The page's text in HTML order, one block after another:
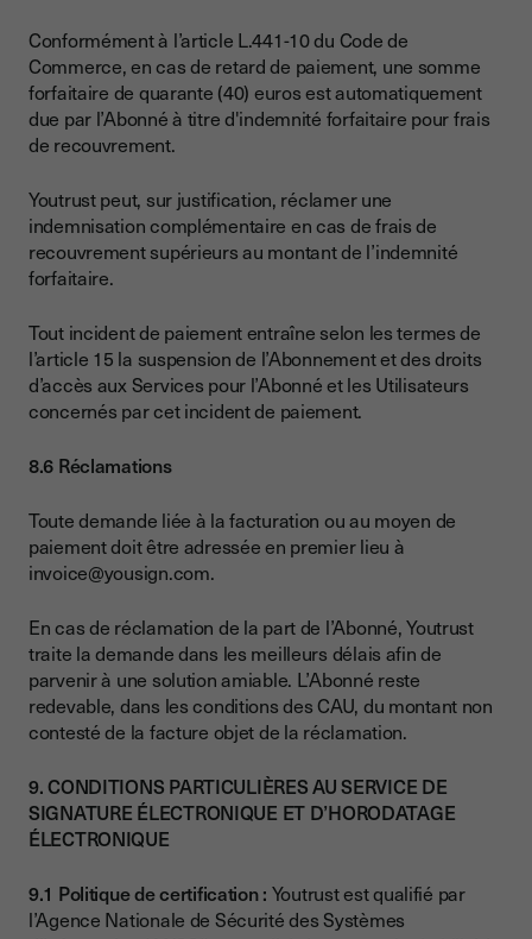
Conformément à l’article L.441-10 du Code de
Commerce, en cas de retard de paiement, une somme
forfaitaire de quarante (40) euros est automatiquement
due par l’Abonné à titre d'indemnité forfaitaire pour frais
de recouvrement.
Youtrust peut, sur justification, réclamer une
indemnisation complémentaire en cas de frais de
recouvrement supérieurs au montant de l’indemnité
forfaitaire.
Tout incident de paiement entraîne selon les termes de
l’article 15 la suspension de l’Abonnement et des droits
d’accès aux Services pour l’Abonné et les Utilisateurs
concernés par cet incident de paiement.
8.6 Réclamations
Toute demande liée à la facturation ou au moyen de
paiement doit être adressée en premier lieu à
invoice@yousign.com.
En cas de réclamation de la part de l’Abonné, Youtrust
traite la demande dans les meilleurs délais afin de
parvenir à une solution amiable. L’Abonné reste
redevable, dans les conditions des CAU, du montant non
contesté de la facture objet de la réclamation.
9. CONDITIONS PARTICULIÈRES AU SERVICE DE
SIGNATURE ÉLECTRONIQUE ET D’HORODATAGE
ÉLECTRONIQUE
9.1 Politique de certification : Youtrust est qualifié par
l’Agence Nationale de Sécurité des Systèmes